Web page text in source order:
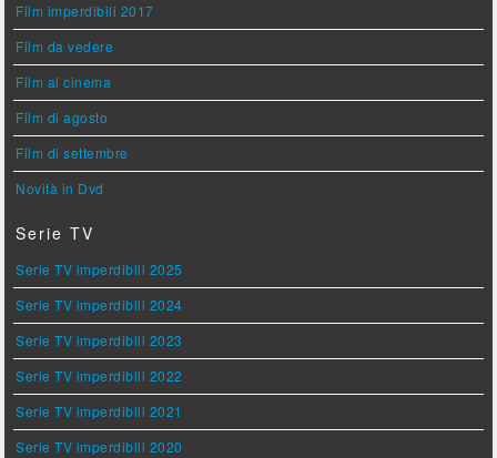
Film imperdibili 2017
Film da vedere
Film al cinema
Film di agosto
Film di settembre
Novità in Dvd
Serie TV
Serie TV imperdibili 2025
Serie TV imperdibili 2024
Serie TV imperdibili 2023
Serie TV imperdibili 2022
Serie TV imperdibili 2021
Serie TV imperdibili 2020